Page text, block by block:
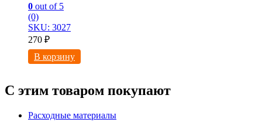
0 out of 5
(0)
SKU: 3027
270 ₽
В корзину
С этим товаром покупают
Расходные материалы